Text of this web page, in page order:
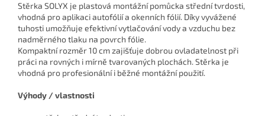
Stěrka SOLYX je plastová montážní pomůcka střední tvrdosti,
vhodná pro aplikaci autofólií a okenních fólií. Díky vyvážené
tuhosti umožňuje efektivní vytlačování vody a vzduchu bez
nadměrného tlaku na povrch fólie.
Kompaktní rozměr 10 cm zajišťuje dobrou ovladatelnost při
práci na rovných i mírně tvarovaných plochách. Stěrka je
vhodná pro profesionální i běžné montážní použití.
Výhody / vlastnosti